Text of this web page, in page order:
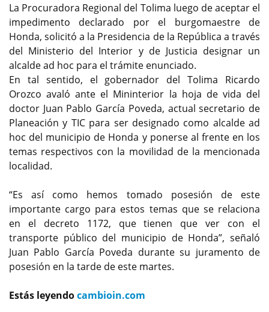
La Procuradora Regional del Tolima luego de aceptar el
impedimento declarado por el burgomaestre de
Honda, solicitó a la Presidencia de la República a través
del Ministerio del Interior y de Justicia designar un
alcalde ad hoc para el trámite enunciado.
En tal sentido, el gobernador del Tolima Ricardo
Orozco avaló ante el Mininterior la hoja de vida del
doctor Juan Pablo García Poveda, actual secretario de
Planeación y TIC para ser designado como alcalde ad
hoc del municipio de Honda y ponerse al frente en los
temas respectivos con la movilidad de la mencionada
localidad.
“Es así como hemos tomado posesión de este
importante cargo para estos temas que se relaciona
en el decreto 1172, que tienen que ver con el
transporte público del municipio de Honda”, señaló
Juan Pablo García Poveda durante su juramento de
posesión en la tarde de este martes.
Estás leyendocambioin.com